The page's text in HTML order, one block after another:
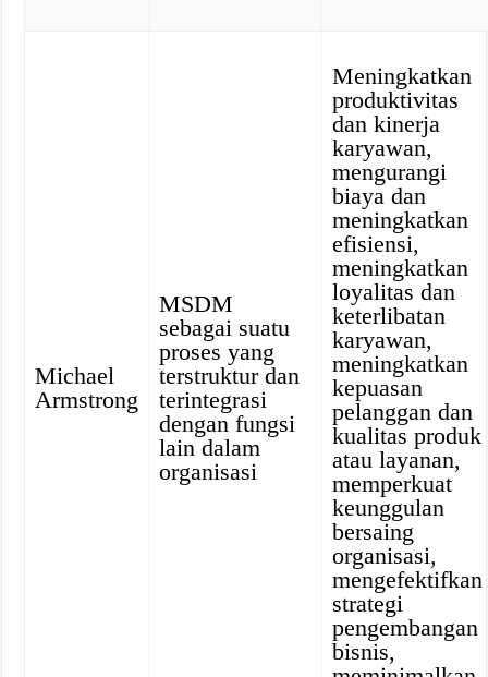
Michael
Armstrong
MSDM
sebagai suatu
proses yang
terstruktur dan
terintegrasi
dengan fungsi
lain dalam
organisasi
Meningkatkan
produktivitas
dan kinerja
karyawan,
mengurangi
biaya dan
meningkatkan
efisiensi,
meningkatkan
loyalitas dan
keterlibatan
karyawan,
meningkatkan
kepuasan
pelanggan dan
kualitas produk
atau layanan,
memperkuat
keunggulan
bersaing
organisasi,
mengefektifkan
strategi
pengembangan
bisnis,